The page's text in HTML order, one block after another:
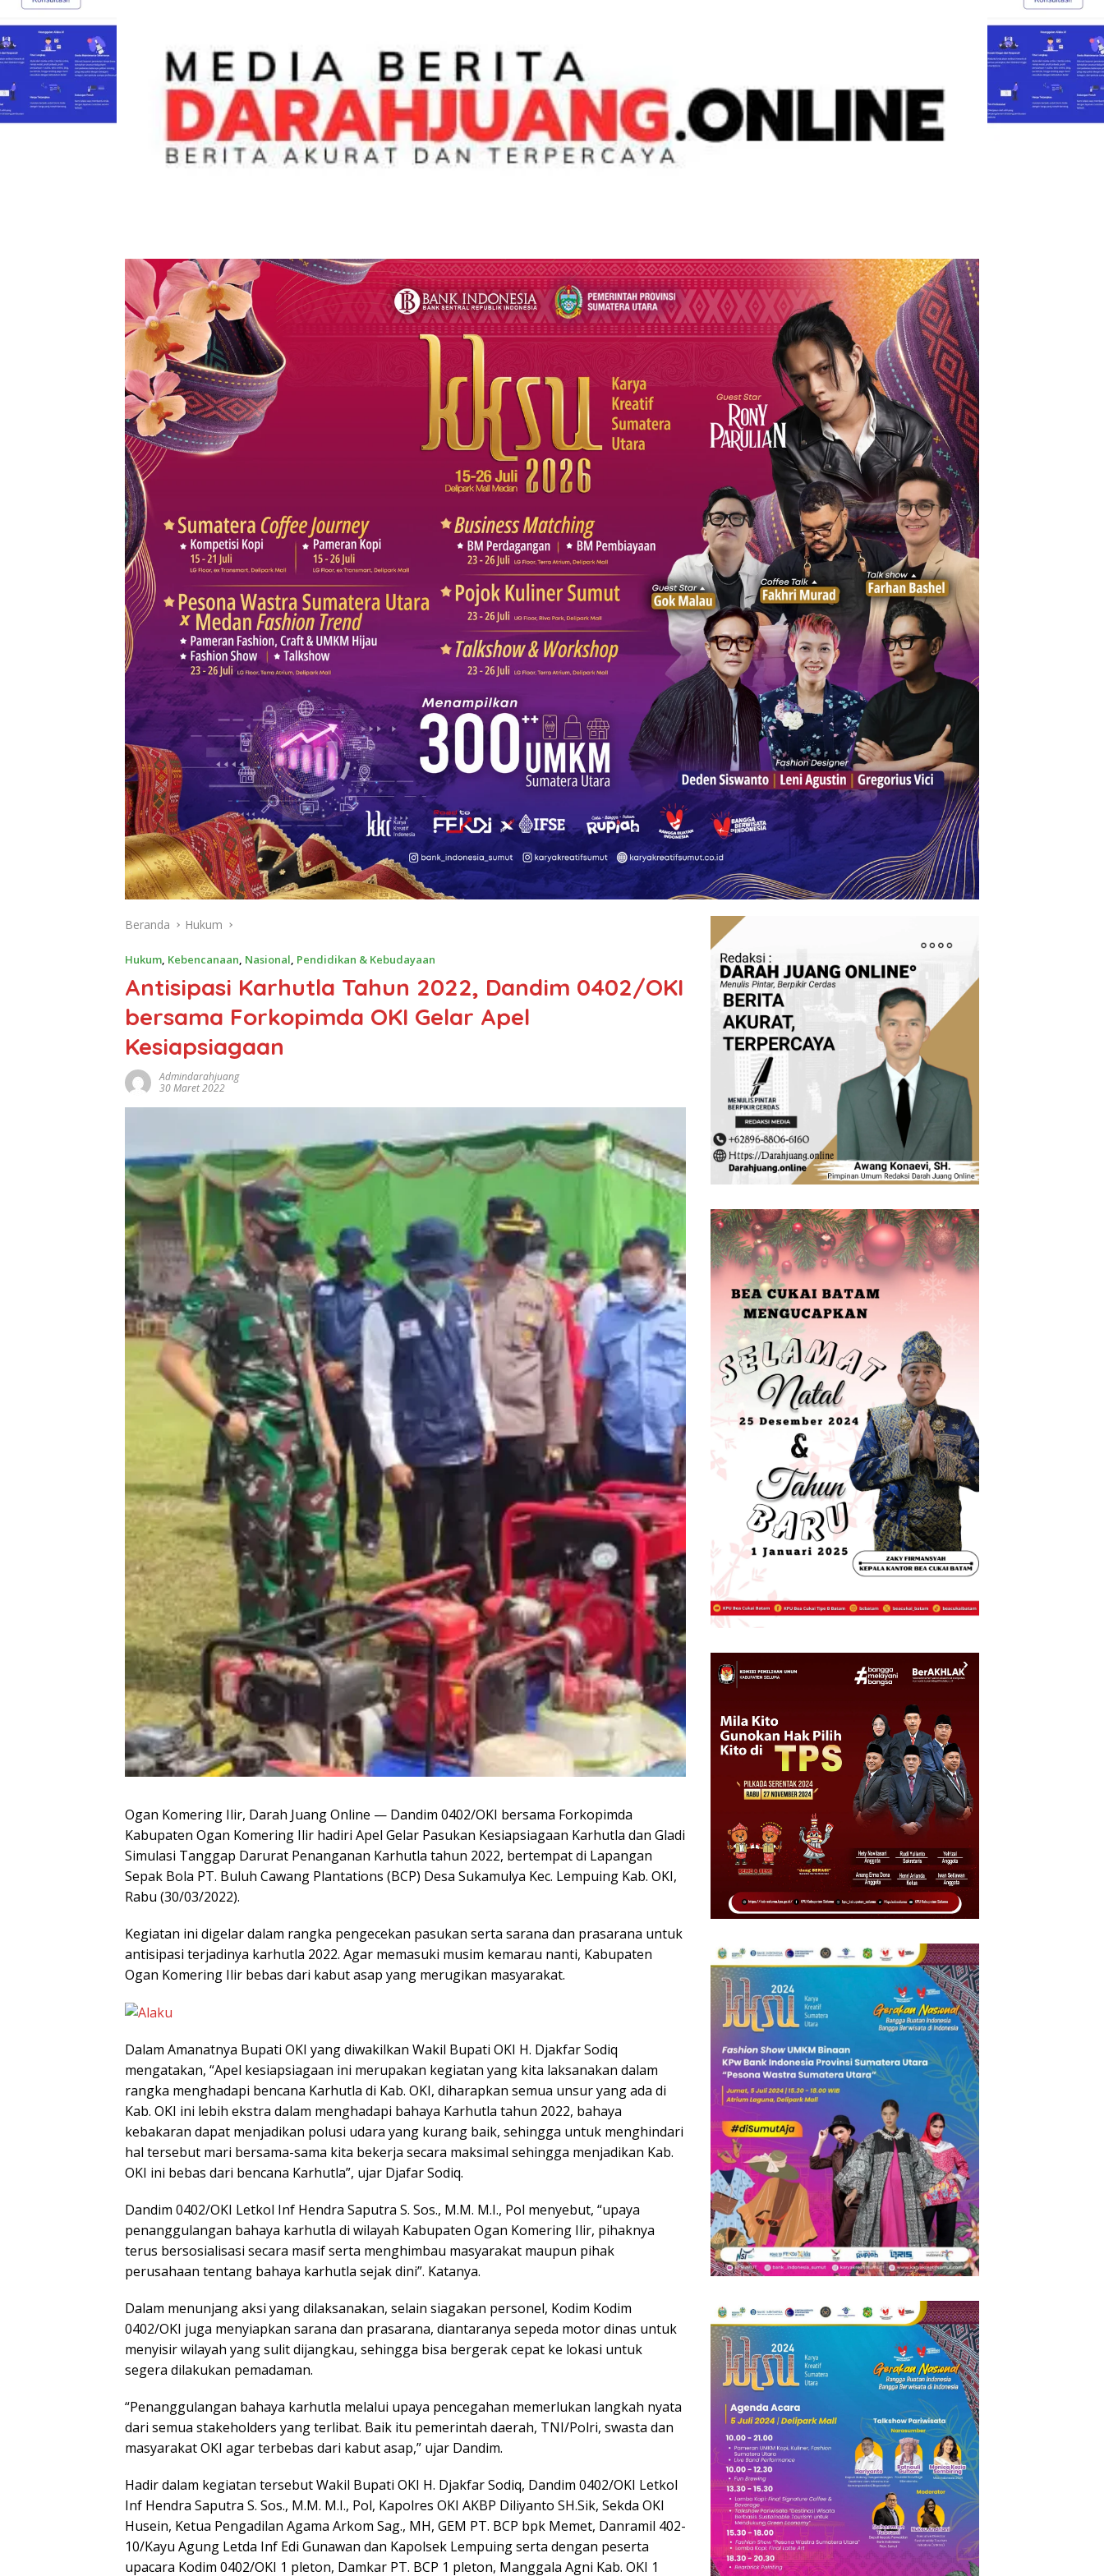
Beranda Hukum
Hukum, Kebencanaan, Nasional, Pendidikan & Kebudayaan
Antisipasi Karhutla Tahun 2022, Dandim 0402/OKI
bersama Forkopimda OKI Gelar Apel
Kesiapsiagaan
Admindarahjuang
30 Maret 2022
Ogan Komering Ilir, Darah Juang Online — Dandim 0402/OKI bersama Forkopimda
Kabupaten Ogan Komering Ilir hadiri Apel Gelar Pasukan Kesiapsiagaan Karhutla dan Gladi
Simulasi Tanggap Darurat Penanganan Karhutla tahun 2022, bertempat di Lapangan
Sepak Bola PT. Buluh Cawang Plantations (BCP) Desa Sukamulya Kec. Lempuing Kab. OKI,
Rabu (30/03/2022).
Kegiatan ini digelar dalam rangka pengecekan pasukan serta sarana dan prasarana untuk
antisipasi terjadinya karhutla 2022. Agar memasuki musim kemarau nanti, Kabupaten
Ogan Komering Ilir bebas dari kabut asap yang merugikan masyarakat.
Dalam Amanatnya Bupati OKI yang diwakilkan Wakil Bupati OKI H. Djakfar Sodiq
mengatakan, “Apel kesiapsiagaan ini merupakan kegiatan yang kita laksanakan dalam
rangka menghadapi bencana Karhutla di Kab. OKI, diharapkan semua unsur yang ada di
Kab. OKI ini lebih ekstra dalam menghadapi bahaya Karhutla tahun 2022, bahaya
kebakaran dapat menjadikan polusi udara yang kurang baik, sehingga untuk menghindari
hal tersebut mari bersama-sama kita bekerja secara maksimal sehingga menjadikan Kab.
OKI ini bebas dari bencana Karhutla”, ujar Djafar Sodiq.
Dandim 0402/OKI Letkol Inf Hendra Saputra S. Sos., M.M. M.I., Pol menyebut, “upaya
penanggulangan bahaya karhutla di wilayah Kabupaten Ogan Komering Ilir, pihaknya
terus bersosialisasi secara masif serta menghimbau masyarakat maupun pihak
perusahaan tentang bahaya karhutla sejak dini”. Katanya.
Dalam menunjang aksi yang dilaksanakan, selain siagakan personel, Kodim Kodim
0402/OKI juga menyiapkan sarana dan prasarana, diantaranya sepeda motor dinas untuk
menyisir wilayah yang sulit dijangkau, sehingga bisa bergerak cepat ke lokasi untuk
segera dilakukan pemadaman.
“Penanggulangan bahaya karhutla melalui upaya pencegahan memerlukan langkah nyata
dari semua stakeholders yang terlibat. Baik itu pemerintah daerah, TNI/Polri, swasta dan
masyarakat OKI agar terbebas dari kabut asap,” ujar Dandim.
Hadir dalam kegiatan tersebut Wakil Bupati OKI H. Djakfar Sodiq, Dandim 0402/OKI Letkol
Inf Hendra Saputra S. Sos., M.M. M.I., Pol, Kapolres OKI AKBP Diliyanto SH.Sik, Sekda OKI
Husein, Ketua Pengadilan Agama Arkom Sag., MH, GEM PT. BCP bpk Memet, Danramil 402-
10/Kayu Agung Letda Inf Edi Gunawan dan Kapolsek Lempuing serta dengan peserta
upacara Kodim 0402/OKI 1 pleton, Damkar PT. BCP 1 pleton, Manggala Agni Kab. OKI 1